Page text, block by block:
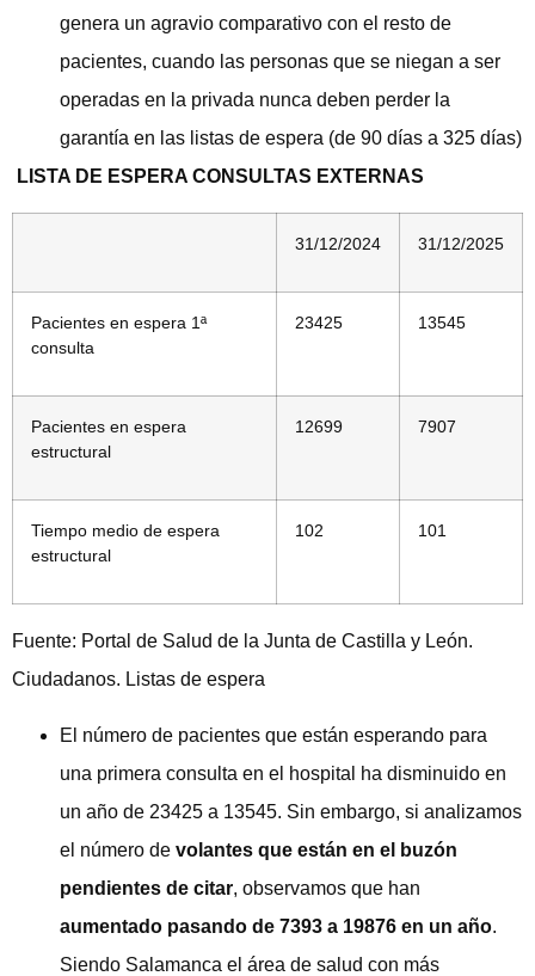
genera un agravio comparativo con el resto de
pacientes, cuando las personas que se niegan a ser
operadas en la privada nunca deben perder la
garantía en las listas de espera (de 90 días a 325 días)
LISTA DE ESPERA CONSULTAS EXTERNAS
31/12/2024 31/12/2025
Pacientes en espera 1ª
consulta
23425 13545
Pacientes en espera
estructural
12699 7907
Tiempo medio de espera
estructural
102 101
Fuente: Portal de Salud de la Junta de Castilla y León.
Ciudadanos. Listas de espera
El número de pacientes que están esperando para
una primera consulta en el hospital ha disminuido en
un año de 23425 a 13545. Sin embargo, si analizamos
el número de volantes que están en el buzón
pendientes de citar, observamos que han
aumentado pasando de 7393 a 19876 en un año.
Siendo Salamanca el área de salud con más